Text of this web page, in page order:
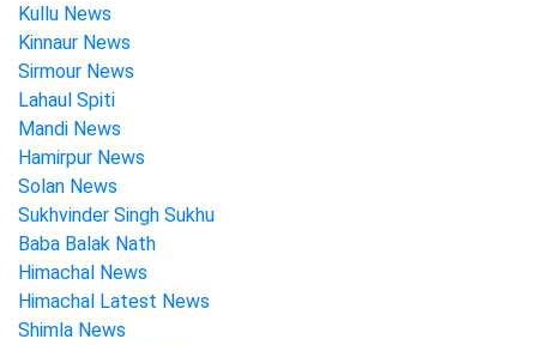
Kullu News
Kinnaur News
Sirmour News
Lahaul Spiti
Mandi News
Hamirpur News
Solan News
Sukhvinder Singh Sukhu
Baba Balak Nath
Himachal News
Himachal Latest News
Shimla News